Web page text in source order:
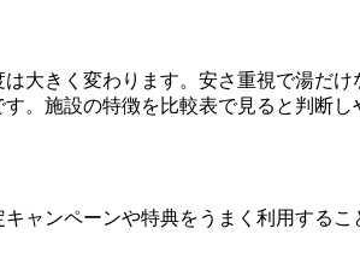
大きく変わります。安さ重視で湯だ
。施設の特徴を比較表で見ると判断し
ャンペーンや特典をうまく利用する